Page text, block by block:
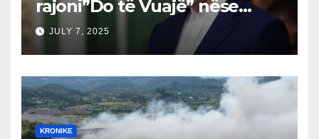
rajoni”Do të Vuajë” nëse
Izraeli Nuk Mbahet
Përgjegjës
JULY 7, 2025
KRONIKE